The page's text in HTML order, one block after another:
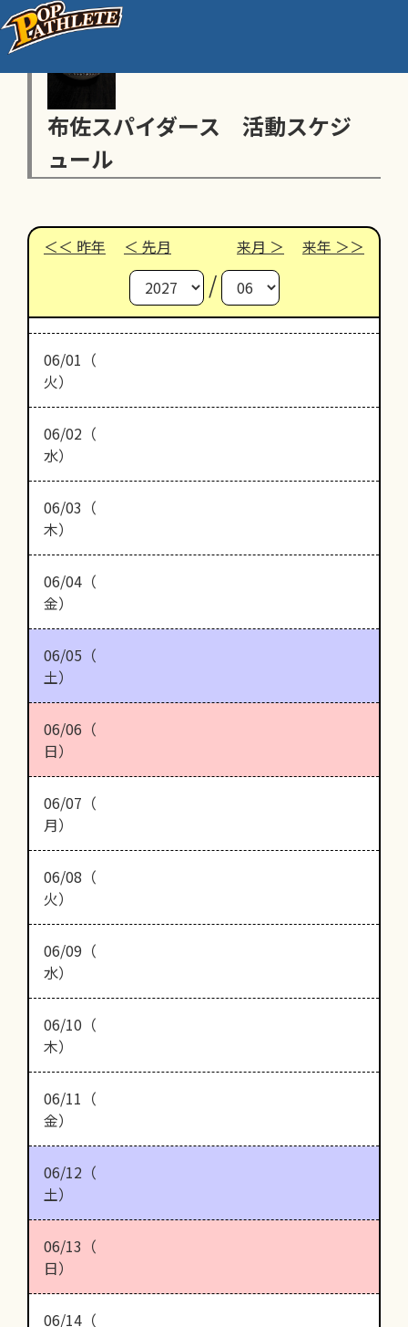
布佐スパイダース 活動スケジ
ュール
昨年 先月 来月 来年
/
06/01（
火）
06/02（
水）
06/03（
木）
06/04（
金）
06/05（
土）
06/06（
日）
06/07（
月）
06/08（
火）
06/09（
水）
06/10（
木）
06/11（
金）
06/12（
土）
06/13（
日）
06/14（